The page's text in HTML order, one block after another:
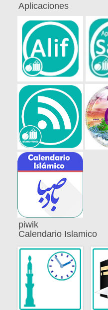
Aplicaciones
piwik
Calendario Islamico